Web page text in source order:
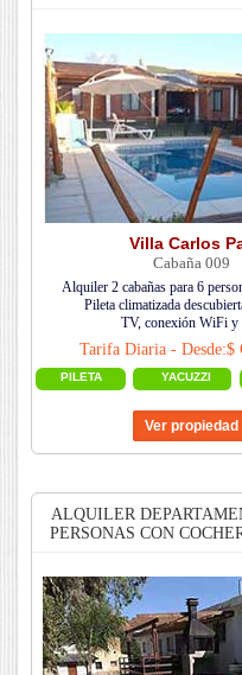
Villa Carlos
Cabaña 009
Alquiler 2 cabañas para 6
Pileta climatizada
TV, conexión WiFi y
Tarifa Diaria - Desde:$
PILETA YACUZZI
ALQUILER
PERSONAS CON